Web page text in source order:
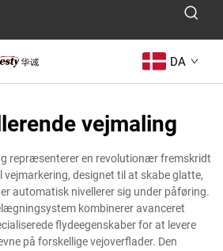
DA
vejmaling
repræsenterer en revolutionær fremskridt
designet til at skabe glatte,
automatisk nivellerer sig under påføring.
kombinerer avanceret
flydeegenskaber for at levere
på forskellige vejoverflader. Den